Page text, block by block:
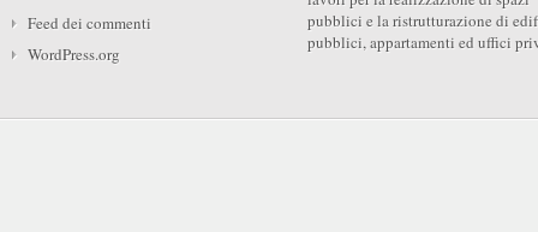
Feed dei commenti
WordPress.org
pubblici e la ristrutturazione di
pubblici, appartamenti ed uffici